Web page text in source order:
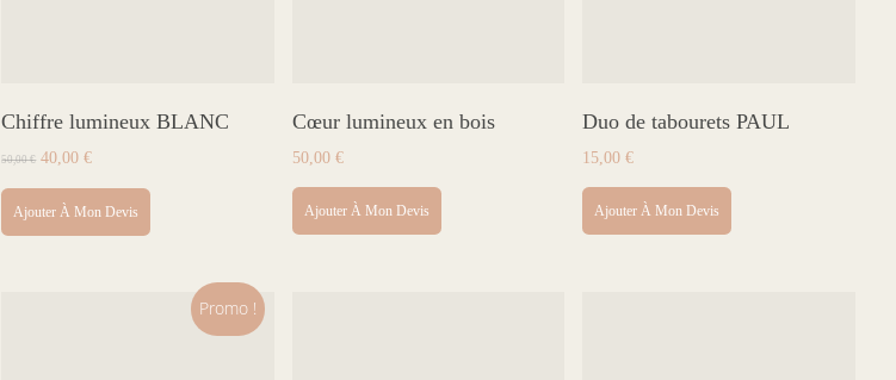
Chiffre lumineux BLANC
50,00€ Le
initial
était :
50,00 €.
40,00€Le
est :
40,00 €.
Ajouter À Mon Devis
Cœur lumineux en bois
50,00 €
Ajouter À Mon Devis
Duo de tabourets PAUL
15,00€
Ajouter À Mon Devis
Promo !